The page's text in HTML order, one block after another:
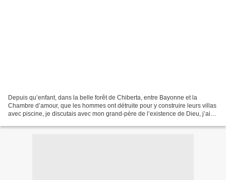
Depuis qu’enfant, dans la belle forêt de Chiberta, entre Bayonne et la
Chambre d’amour, que les hommes ont détruite pour y construire leurs villas
avec piscine, je discutais avec mon grand-père de l’existence de Dieu, j’ai